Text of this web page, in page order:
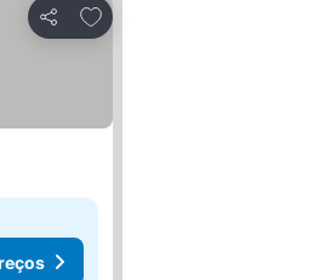
Partilhar
Adicionar aos favoritos